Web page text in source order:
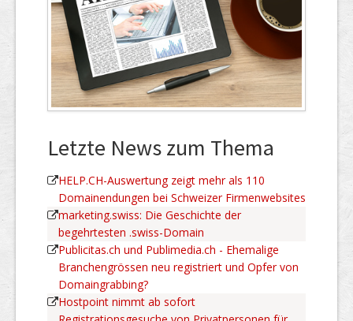
Letzte News zum Thema
HELP.CH-Auswertung zeigt mehr als 110
Domainendungen bei Schweizer Firmenwebsites
marketing.swiss: Die Geschichte der
begehrtesten .swiss-Domain
Publicitas.ch und Publimedia.ch - Ehemalige
Branchengrössen neu registriert und Opfer von
Domaingrabbing?
Hostpoint nimmt ab sofort